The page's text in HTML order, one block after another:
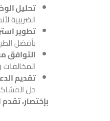
تحليل
الضريبية
تطوير
بأفضل
التوافق
تقديم
حل
بإختصار،